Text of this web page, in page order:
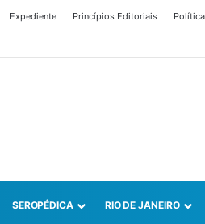
Expediente Princípios Editoriais
SEROPÉDICA RIO DE JANEIRO